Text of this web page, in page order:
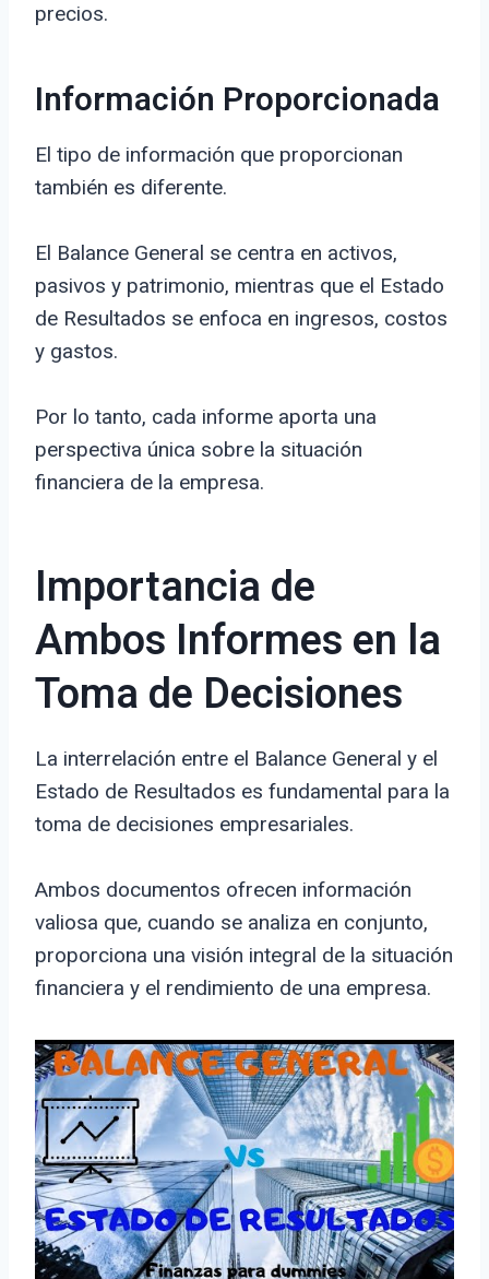
precios.
Información Proporcionada
El tipo de información que proporcionan
también es diferente.
El Balance General se centra en activos,
pasivos y patrimonio, mientras que el Estado
de Resultados se enfoca en ingresos, costos
y gastos.
Por lo tanto, cada informe aporta una
perspectiva única sobre la situación
financiera de la empresa.
Importancia de
Ambos Informes en la
Toma de Decisiones
La interrelación entre el Balance General y el
Estado de Resultados es fundamental para la
toma de decisiones empresariales.
Ambos documentos ofrecen información
valiosa que, cuando se analiza en conjunto,
proporciona una visión integral de la situación
financiera y el rendimiento de una empresa.